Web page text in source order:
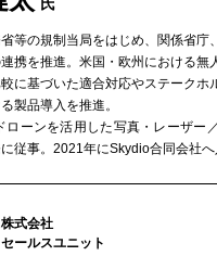
等の規制当局をはじめ、関係省庁
携を推進。米国・欧州における無
に基づいた適合対応やステークホ
製品導入を推進。
ローンを活用した写真・レーザー
従事。2021年にSkydio合同会社へ
式会社
ールスユニット